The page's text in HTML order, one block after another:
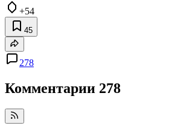
+54
45
278
Комментарии 278